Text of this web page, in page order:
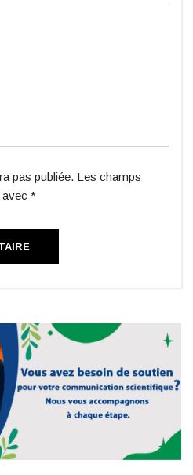
pas publiée. Les champs
avec *